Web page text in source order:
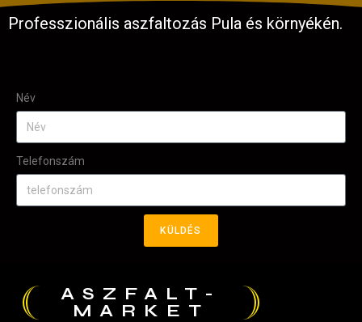
Professzionális aszfaltozás Pula és környékén.
Név
Telefonszám
KÜLDÉS
ASZFALT-
MARKET